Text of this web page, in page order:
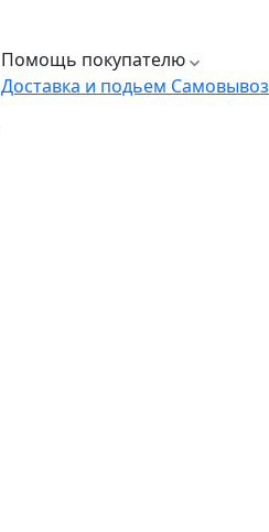
Помощь покупателю
Доставка и подьем Самовывоз